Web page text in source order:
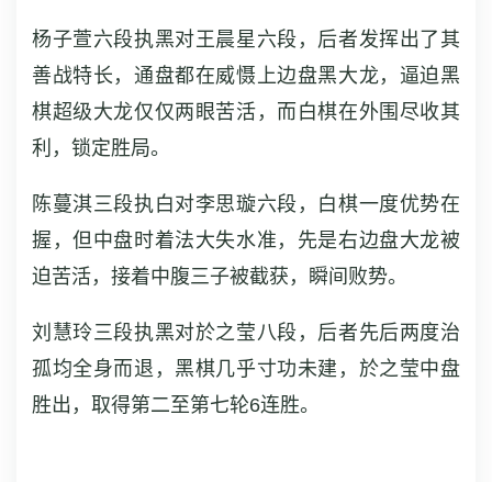
杨子萱六段执黑对王晨星六段，后者发挥出了其
善战特长，通盘都在威慑上边盘黑大龙，逼迫黑
棋超级大龙仅仅两眼苦活，而白棋在外围尽收其
利，锁定胜局。
陈蔓淇三段执白对李思璇六段，白棋一度优势在
握，但中盘时着法大失水准，先是右边盘大龙被
迫苦活，接着中腹三子被截获，瞬间败势。
刘慧玲三段执黑对於之莹八段，后者先后两度治
孤均全身而退，黑棋几乎寸功未建，於之莹中盘
胜出，取得第二至第七轮6连胜。